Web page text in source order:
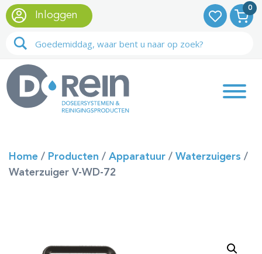
0
Inloggen
Home / Producten / Apparatuur / Waterzuigers /
Waterzuiger V-WD-72